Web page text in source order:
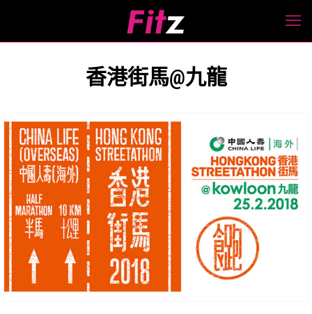
香港街馬@九龍